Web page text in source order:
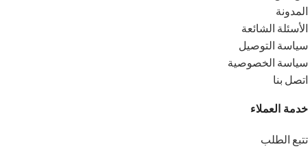
المدونة
الأسئلة الشائعة
سياسة التوصيل
سياسة الخصوصية
اتصل بنا
خدمة العملاء
تتبع الطلب